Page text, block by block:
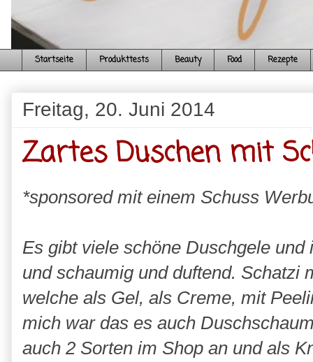
Startseite Produkttests Beauty Food Rezepte
Freitag, 20. Juni 2014
Zartes Duschen mit
*sponsored mit einem Schuss
Es gibt viele schöne Duschgele
und schaumig und duftend. Schatzi
welche als Gel, als Creme, mit
mich war das es auch
auch 2 Sorten im Shop an und als